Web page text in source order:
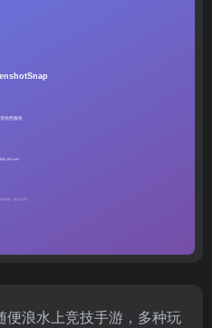
便浪水上竞技手游，多种玩